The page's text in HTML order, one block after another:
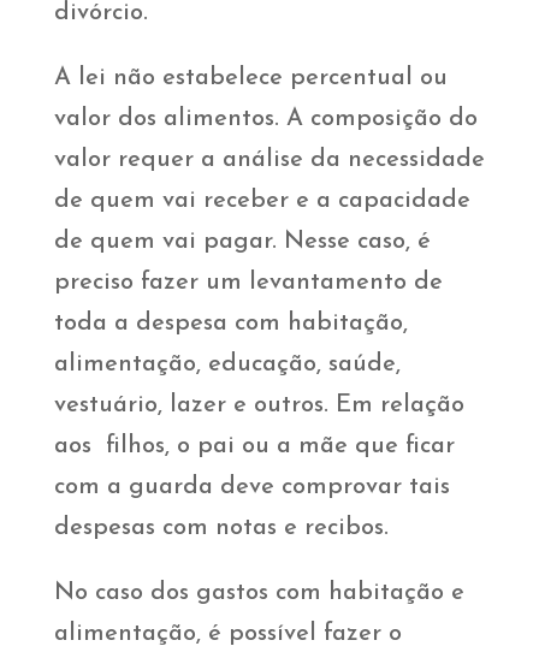
divórcio.
A lei não estabelece percentual ou
valor dos alimentos. A composição do
valor requer a análise da necessidade
de quem vai receber e a capacidade
de quem vai pagar. Nesse caso, é
preciso fazer um levantamento de
toda a despesa com habitação,
alimentação, educação, saúde,
vestuário, lazer e outros. Em relação
aos filhos, o pai ou a mãe que ficar
com a guarda deve comprovar tais
despesas com notas e recibos.
No caso dos gastos com habitação e
alimentação, é possível fazer o